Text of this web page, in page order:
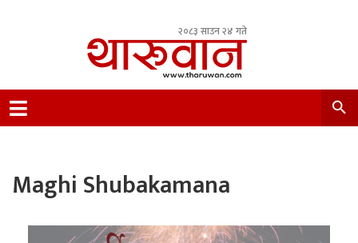
२०८३ साउन २४ गते
Nepal.
Maghi Shubakamana